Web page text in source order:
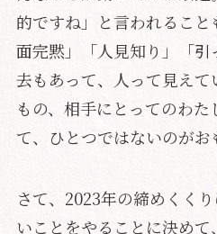
的ですね」と言われるこ
面完黙」「人見知り」「
去もあって、人って見えて
もの、相手にとってのわ
て、ひとつではないのがお
さて、2023年の締めくく
いことをやることに決め